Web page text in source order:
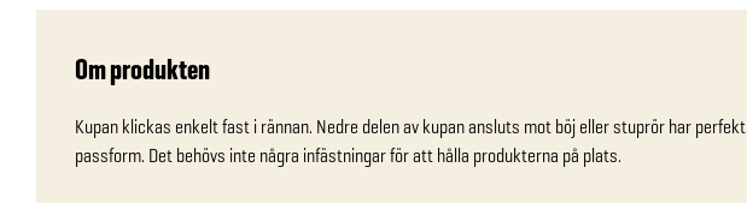
Om produkten
Kupan klickas enkelt fast i rännan. Nedre delen av kupan ansluts mot böj eller stuprör har perfekt
passform. Det behövs inte några infästningar för att hålla produkterna på plats.